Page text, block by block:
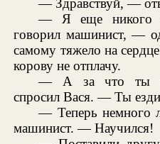
— Здравствуй, —
— Я еще никого
говорил машинист, —
самому тяжело на
корову не отплачу.
— А за что ты
спросил Вася. — Ты
— Теперь немного
машинист. — Научился!